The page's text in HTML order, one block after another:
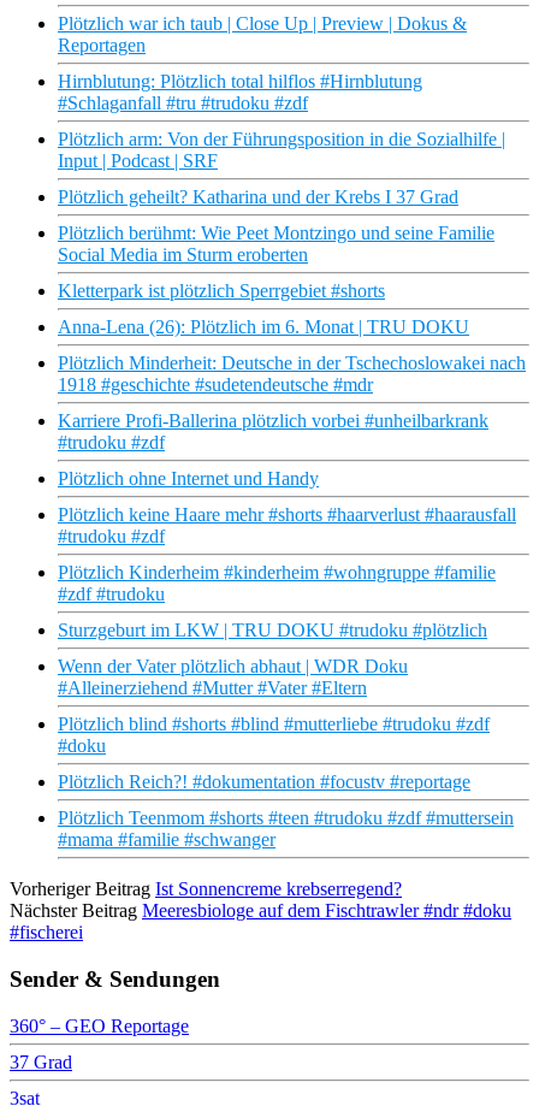
Plötzlich war ich taub | Close Up | Preview | Dokus &
Reportagen
Hirnblutung: Plötzlich total hilflos #Hirnblutung
#Schlaganfall #tru #trudoku #zdf
Plötzlich arm: Von der Führungsposition in die Sozialhilfe |
Input | Podcast | SRF
Plötzlich geheilt? Katharina und der Krebs I 37 Grad
Plötzlich berühmt: Wie Peet Montzingo und seine Familie
Social Media im Sturm eroberten
Kletterpark ist plötzlich Sperrgebiet #shorts
Anna-Lena (26): Plötzlich im 6. Monat | TRU DOKU
Plötzlich Minderheit: Deutsche in der Tschechoslowakei nach
1918 #geschichte #sudetendeutsche #mdr
Karriere Profi-Ballerina plötzlich vorbei #unheilbarkrank
#trudoku #zdf
Plötzlich ohne Internet und Handy
Plötzlich keine Haare mehr #shorts #haarverlust #haarausfall
#trudoku #zdf
Plötzlich Kinderheim #kinderheim #wohngruppe #familie
#zdf #trudoku
Sturzgeburt im LKW | TRU DOKU #trudoku #plötzlich
Wenn der Vater plötzlich abhaut | WDR Doku
#Alleinerziehend #Mutter #Vater #Eltern
Plötzlich blind #shorts #blind #mutterliebe #trudoku #zdf
#doku
Plötzlich Reich?! #dokumentation #focustv #reportage
Plötzlich Teenmom #shorts #teen #trudoku #zdf #muttersein
#mama #familie #schwanger
Vorheriger Beitrag Ist Sonnencreme krebserregend?
Nächster Beitrag Meeresbiologe auf dem Fischtrawler #ndr #doku
#fischerei
Sender & Sendungen
360° – GEO Reportage
37 Grad
3sat